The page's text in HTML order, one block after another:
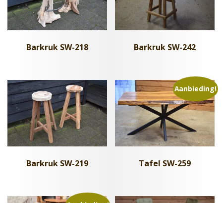
Barkruk SW-218 Barkruk SW-242
Barkruk SW-219
Aanbieding!
Tafel SW-259